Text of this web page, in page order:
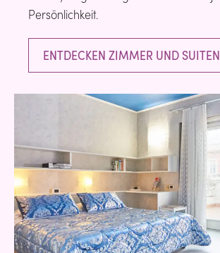
Persönlichkeit.
ENTDECKEN ZIMMER UND SUITEN